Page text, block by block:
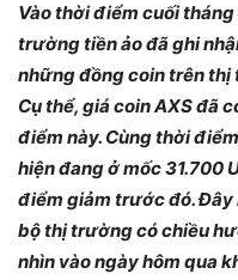
Vào thời điểm cuối
trường tiền ảo đã ghi
những đồng coin trên
Cụ thể, giá coin AXS đã
điểm này. Cùng thời
hiện đang ở mốc 31.700
điểm giảm trước đó. Đây
bộ thị trường có chiều
nhìn vào ngày hôm qua